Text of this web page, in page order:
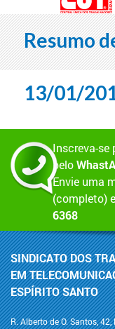
Resumo
13/01/
Inscreva-se
pelo
Envie uma
(completo)
6368
SINDICATO DOS
EM
ESPÍRITO SANTO
R. Alberto de O. Santos, 42,